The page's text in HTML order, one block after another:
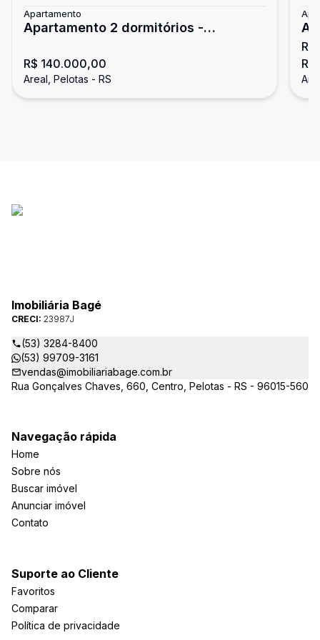
Apartamento
Apartamento 2 dormitórios -
R$ 140.000,00
Areal, Pelotas - RS
Imobiliária Bagé
CRECI: 23987J
(53) 3284-8400
(53) 99709-3161
vendas@imobiliariabage.com.br
Rua Gonçalves Chaves, 660, Centro, Pelotas - RS - 96015-560
Navegação rápida
Home
Sobre nós
Buscar imóvel
Anunciar imóvel
Contato
Suporte ao Cliente
Favoritos
Comparar
Política de privacidade